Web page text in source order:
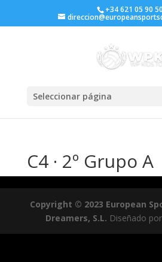
+34 621 05 90 50
Seleccionar página
C4 · 2º Grupo A
Copyright © 2023 European
Dreamers, S.L. Diseñado por